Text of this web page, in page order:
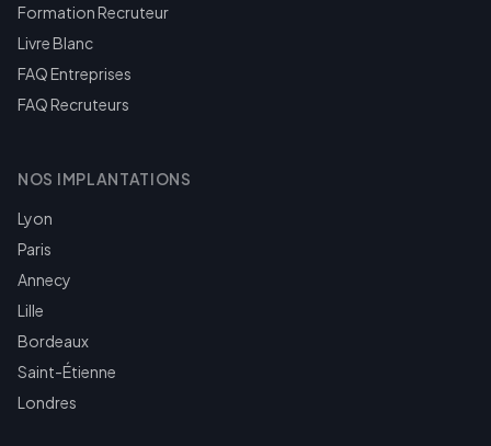
Formation Recruteur
Livre Blanc
FAQ Entreprises
FAQ Recruteurs
NOS IMPLANTATIONS
Lyon
Paris
Annecy
Lille
Bordeaux
Saint-Étienne
Londres